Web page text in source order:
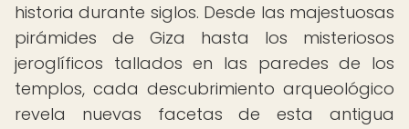
historia durante siglos. Desde las majestuosas
pirámides de Giza hasta los misteriosos
jeroglíficos tallados en las paredes de los
templos, cada descubrimiento arqueológico
revela nuevas facetas de esta antigua